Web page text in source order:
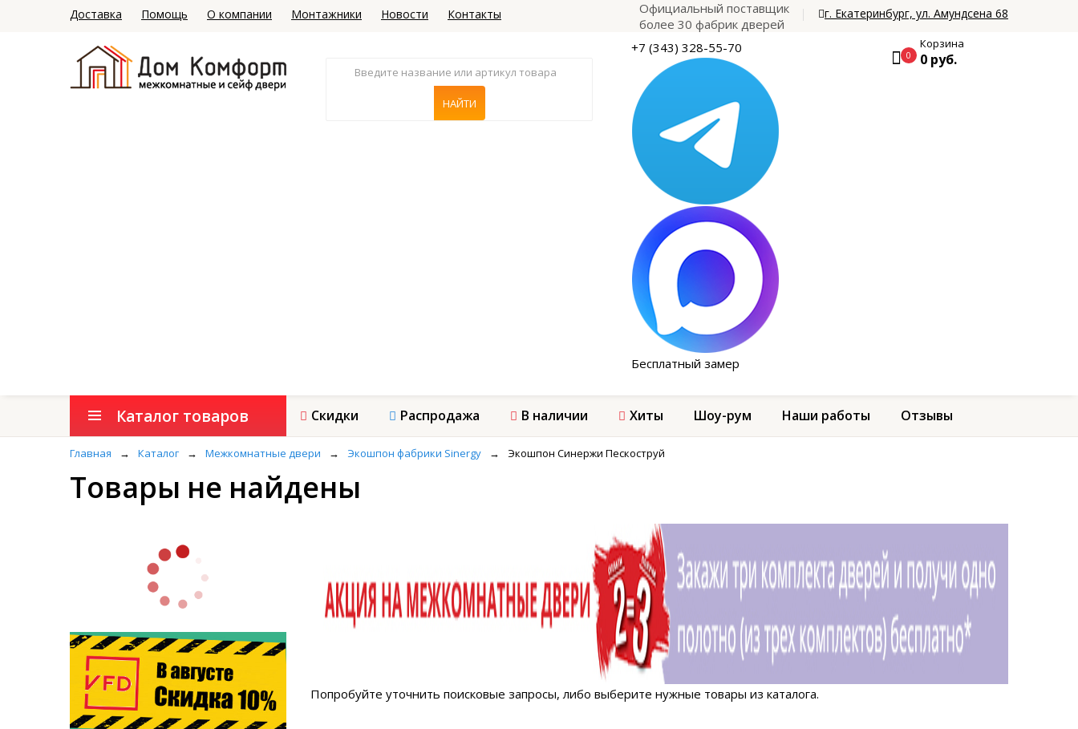
Доставка Помощь О компании Монтажники Новости Контакты
Официальный поставщик
более 30 фабрик дверей
г. Екатеринбург, ул. Амундсена 68
+7 (343) 328-55-70
Бесплатный замер
0
Корзина
0 руб.
Каталог товаров Скидки Распродажа В наличии Хиты Шоу-рум Наши работы Отзывы
Главная → Каталог → Межкомнатные двери → Экошпон фабрики Sinergy → Экошпон Синержи Пескоструй
Товары не найдены
Попробуйте уточнить поисковые запросы, либо выберите нужные товары из каталога.